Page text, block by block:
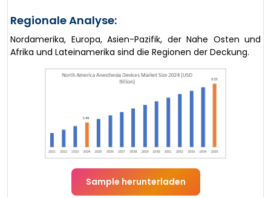
Regionale Analyse:
Nordamerika, Europa, Asien-Pazifik, der Nahe Osten und
Afrika und Lateinamerika sind die Regionen der Deckung.
Sample herunterladen